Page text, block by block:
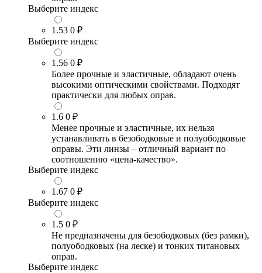
Выберите индекс
1.53 0 ₽
Выберите индекс
1.56 0 ₽
Более прочные и эластичные, обладают очень
высокими оптическими свойствами. Подходят
практически для любых оправ.
1.6 0 ₽
Менее прочные и эластичные, их нельзя
устанавливать в безободковые и полуободковые
оправы. Эти линзы – отличный вариант по
соотношению «цена-качество».
Выберите индекс
1.67 0 ₽
Выберите индекс
1.5 0 ₽
Не предназначены для безободковых (без рамки),
полуободковых (на леске) и тонких титановых
оправ.
Выберите индекс